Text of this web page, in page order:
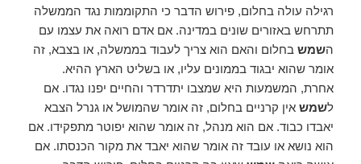
רגילה עולה בחלום, פירוש הדבר כי התקוממות נגד הממשלה
תתרחש באזורים שונים במדינה. אם אדם רואה את עצמו עם
השמש בחלום והאם הוא צריך לעבוד בממשלה, או בצבא, זה
אומר שהוא יבגוד בממונים עליו, או בשליט הארץ ההיא.
אחרת, המשמעות היא שמצבו יתדרדר והחיים יפנו נגדו. אם
לשמש אין קרניים בחלום, זה אומר שהמושל או גנרל הצבא
יאבדו כבוד. אם הוא מנהל, זה אומר שהוא יפוטר מתפקידו. אם
הוא נושא או עובד זה אומר שהוא יאבד את מקור הכנסתו. אם